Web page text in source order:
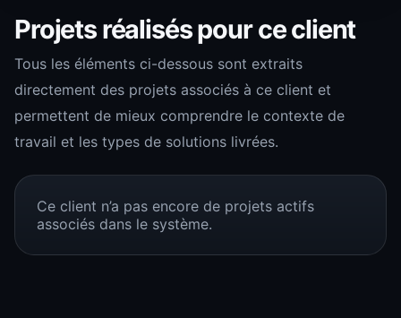
Projets réalisés pour ce client
Tous les éléments ci-dessous sont extraits
directement des projets associés à ce client et
permettent de mieux comprendre le contexte de
travail et les types de solutions livrées.
Ce client n’a pas encore de projets actifs
associés dans le système.